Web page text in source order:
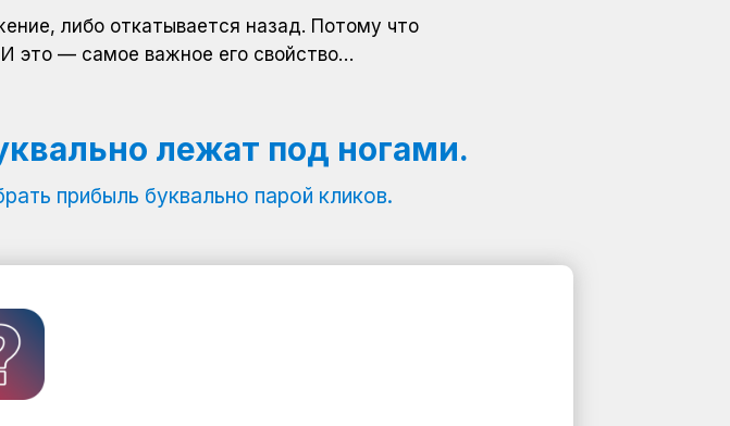
прибыль буквально парой кликов.
лежат под ногами.
либо откатывается назад. Потому что
это — самое важное его свойство…